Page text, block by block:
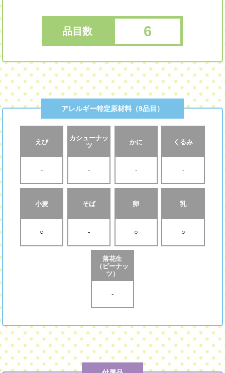
品目数 6
アレルギー特定原材料（9品目）
えび
-
カシューナッ
ツ
-
かに
-
くるみ
-
小麦
○
そば
-
卵
○
乳
○
落花生
（ピーナッ
ツ）
-